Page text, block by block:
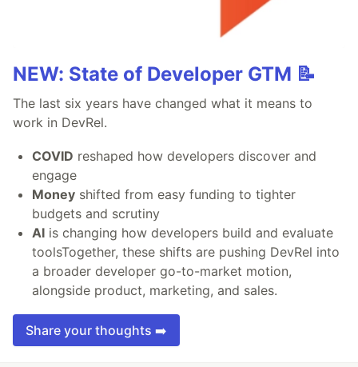
NEW: State of Developer GTM 📝
The last six years have changed what it means to
work in DevRel.
COVID reshaped how developers discover and
engage
Money shifted from easy funding to tighter
budgets and scrutiny
AI is changing how developers build and evaluate
toolsTogether, these shifts are pushing DevRel into
a broader developer go-to-market motion,
alongside product, marketing, and sales.
Share your thoughts ➡️